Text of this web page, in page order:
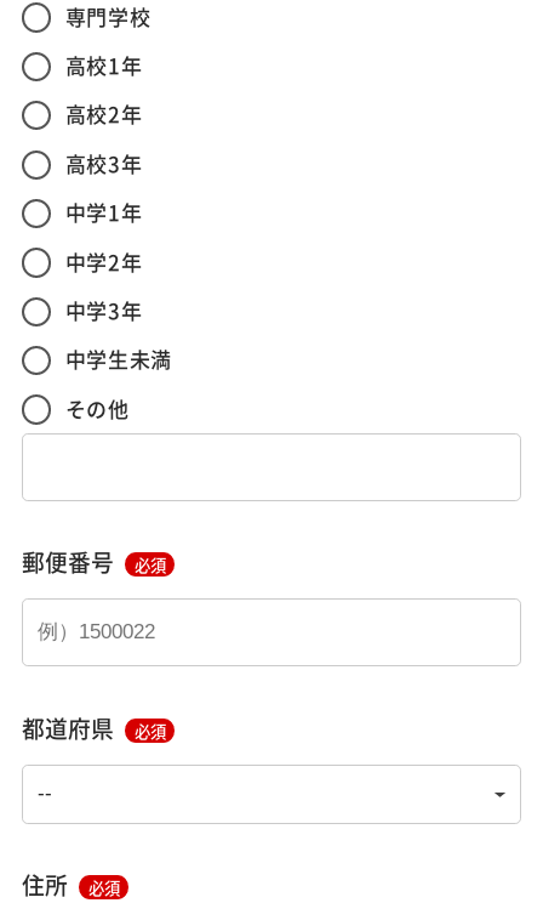
専門学校
高校1年
高校2年
高校3年
中学1年
中学2年
中学3年
中学生未満
その他
郵便番号 必須
都道府県 必須
住所 必須